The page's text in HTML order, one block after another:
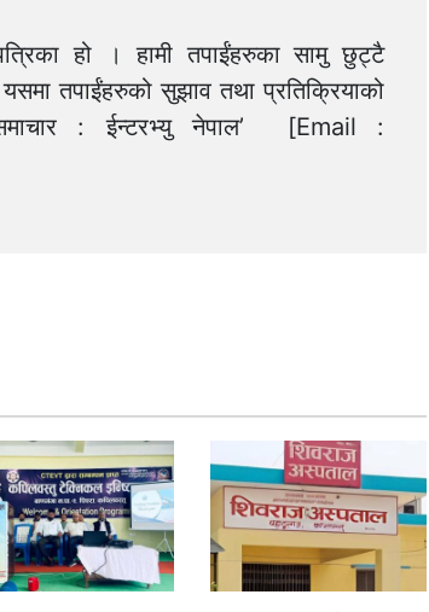
हो । हामी तपाईंहरुका सामु छुट्टै
तपाईंहरुको सुझाव तथा प्रतिक्रियाको
: ईन्टरभ्यु नेपाल’ [Email :